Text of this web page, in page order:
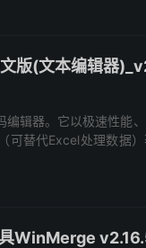
版(文本编辑器
辑器。它以极速性能
可替代Excel处理数据
WinMerge